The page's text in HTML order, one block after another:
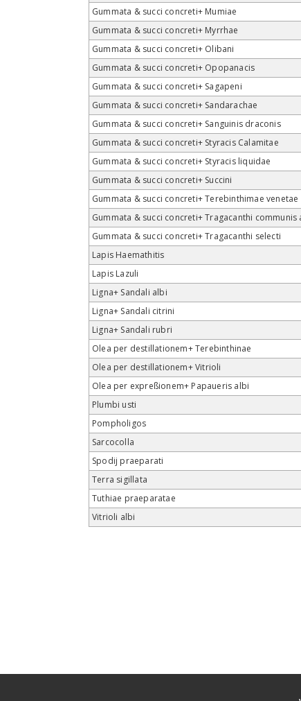
Gummata & succi concreti+ Mumiae
Gummata & succi concreti+ Myrrhae
Gummata & succi concreti+ Olibani
Gummata & succi concreti+ Opopanacis
Gummata & succi concreti+ Sagapeni
Gummata & succi concreti+ Sandarachae
Gummata & succi concreti+ Sanguinis draconis
Gummata & succi concreti+ Styracis Calamitae
Gummata & succi concreti+ Styracis liquidae
Gummata & succi concreti+ Succini
Gummata & succi concreti+ Terebinthimae venetae
Gummata & succi concreti+ Tragacanthi communis
Gummata & succi concreti+ Tragacanthi selecti
Lapis Haemathitis
Lapis Lazuli
Ligna+ Sandali albi
Ligna+ Sandali citrini
Ligna+ Sandali rubri
Olea per destillationem+ Terebinthinae
Olea per destillationem+ Vitrioli
Olea per expreßionem+ Papaueris albi
Plumbi usti
Pompholigos
Sarcocolla
Spodij praeparati
Terra sigillata
Tuthiae praeparatae
Vitrioli albi